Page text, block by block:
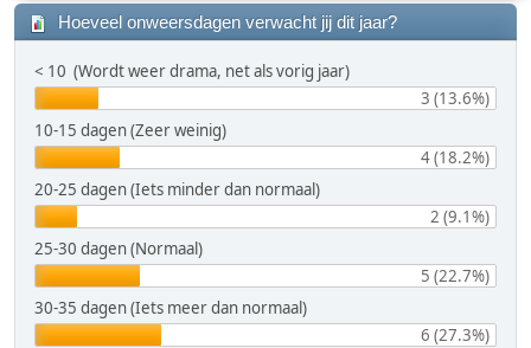
Hoeveel onweersdagen verwacht jij dit jaar?
< 10 (Wordt weer drama, net als vorig jaar)
3 (13.6%)
10-15 dagen (Zeer weinig)
4 (18.2%)
20-25 dagen (Iets minder dan normaal)
2 (9.1%)
25-30 dagen (Normaal)
5 (22.7%)
30-35 dagen (Iets meer dan normaal)
6 (27.3%)